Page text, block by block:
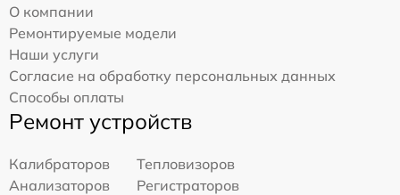
О компании
Ремонтируемые модели
Наши услуги
Согласие на обработку персональных данных
Способы оплаты
Ремонт устройств
Калибраторов
Тепловизоров
Анализаторов
Регистраторов